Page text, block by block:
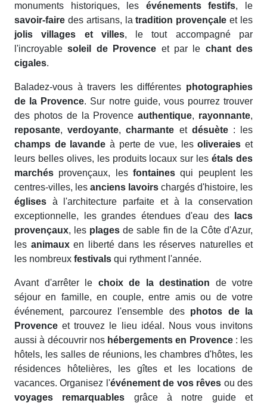
monuments historiques, les événements festifs, le
savoir-faire des artisans, latradition provençale et les
jolis villages et villes, le tout accompagné par
l'incroyablesoleil de Provence et par le chant des
cigales.
Baladez-vous à travers les différentes photographies
de la Provence. Sur notre guide, vous pourrez trouver
des photos de la Provenceauthentique, rayonnante,
reposante,verdoyante,charmante et désuète: les
champs de lavande à perte de vue, lesoliveraieset
leurs belles olives, les produits locaux sur lesétals des
marchés provençaux, les fontaines qui peuplent les
centres-villes, les anciens lavoirs chargés d'histoire, les
églises à l'architecture parfaite et à la conservation
exceptionnelle, les grandes étendues d'eau des
lacs
provençaux, les plages de sable fin de la Côte d'Azur,
les animauxen liberté dans les réserves naturelles et
les nombreux festivals qui rythment l'année.
Avant d'arrêter le choix de la destination de votre
séjour en famille, en couple, entre amis ou de votre
événement, parcourez l'ensemble des photos de la
Provence et trouvez le lieu idéal. Nous vous invitons
aussi à découvrir nos hébergements en Provence: les
hôtels, les salles de réunions, les chambres d'hôtes, les
résidences hôtelières, les gîtes et les locations de
vacances. Organisez l'événement de vos rêves ou des
voyages remarquables grâce à notre guide et